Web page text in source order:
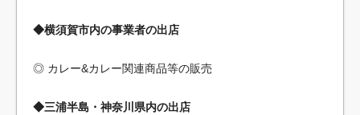
◆横須賀市内の事業者の出店
◎ カレー&カレー関連商品等の販売
◆三浦半島・神奈川県内の出店